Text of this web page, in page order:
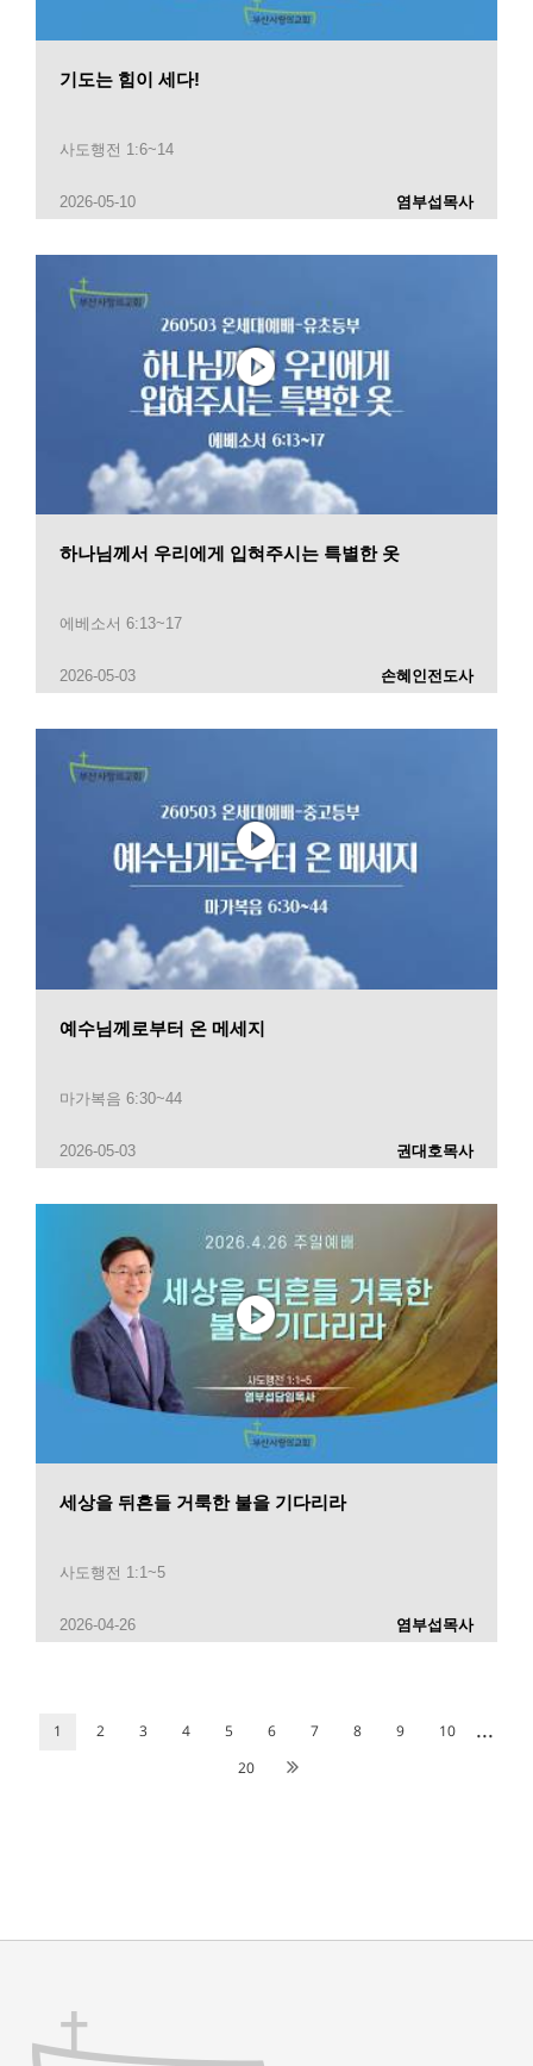
기도는 힘이 세다!
사도행전 1:6~14
2026-05-10 염부섭목사
하나님께서 우리에게 입혀주시는 특별한 옷
에베소서 6:13~17
2026-05-03 손혜인전도사
예수님께로부터 온 메세지
마가복음 6:30~44
2026-05-03 권대호목사
세상을 뒤흔들 거룩한 불을 기다리라
사도행전 1:1~5
2026-04-26 염부섭목사
1 2 3 4 5 6 7 8 9 10 ...
20